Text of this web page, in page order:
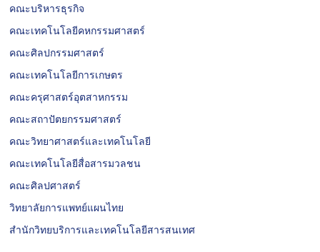
คณะบริหารธุรกิจ
คณะเทคโนโลยีคหกรรมศาสตร์
คณะศิลปกรรมศาสตร์
คณะเทคโนโลยีการเกษตร
คณะครุศาสตร์อุตสาหกรรม
คณะสถาปัตยกรรมศาสตร์
คณะวิทยาศาสตร์และเทคโนโลยี
คณะเทคโนโลยีสื่อสารมวลชน
คณะศิลปศาสตร์
วิทยาลัยการแพทย์แผนไทย
สำนักวิทยบริการและเทคโนโลยีสารสนเทศ